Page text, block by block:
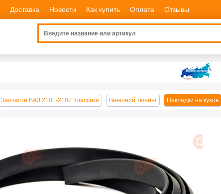
Доставка Новости Как купить Оплата Отзывы
Запчасти ВАЗ 2101-2107 Классика Внешний тюнинг Накладки на кузов